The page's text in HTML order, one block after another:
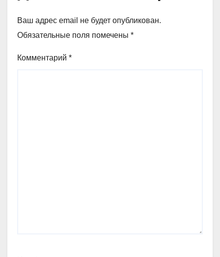
Ваш адрес email не будет опубликован.
Обязательные поля помечены *
Комментарий *